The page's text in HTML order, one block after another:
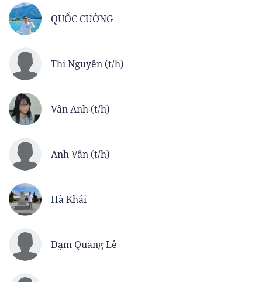
QUỐC CƯỜNG
Thi Nguyên (t/h)
Vân Anh (t/h)
Anh Vân (t/h)
Hà Khải
Đạm Quang Lê